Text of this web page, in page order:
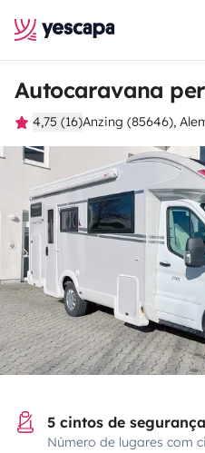
Autocaravana
4,75 (16)Anzing (85646),
5 cintos de segurança
Número de lugares com